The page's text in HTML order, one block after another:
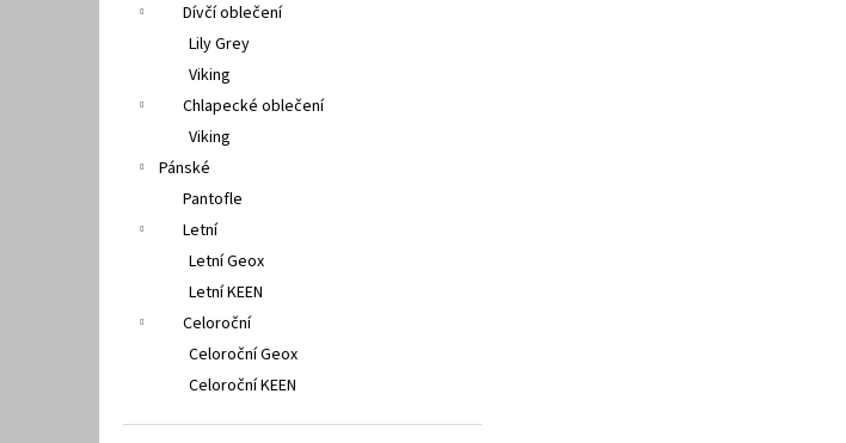
Dívčí oblečení
Lily Grey
Viking
Chlapecké oblečení
Viking
Pánské
Pantofle
Letní
Letní Geox
Letní KEEN
Celoroční
Celoroční Geox
Celoroční KEEN